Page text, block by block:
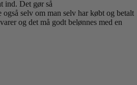
ind. Det gør så
også selv om man selv har købt og betalt
og det må godt belønnes med en